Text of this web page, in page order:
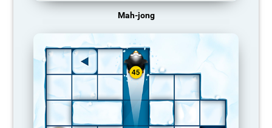
Mah-jong